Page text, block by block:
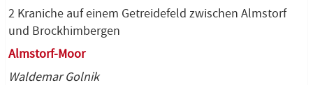
2 Kraniche auf einem Getreidefeld zwischen Almstorf
und Brockhimbergen
Almstorf-Moor
Waldemar Golnik